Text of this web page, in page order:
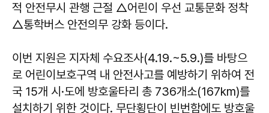
적 안전무시 관행 근절 △어린이 우선 교통문화 정착
△통학버스 안전의무 강화 등이다.
이번 지원은 지자체 수요조사(4.19.~5.9.)를 바탕으
로 어린이보호구역 내 안전사고를 예방하기 위하여 전
국 15개 시·도에 방호울타리 총 736개소(167km)를
설치하기 위한 것이다. 무단횡단이 빈번함에도 방호울